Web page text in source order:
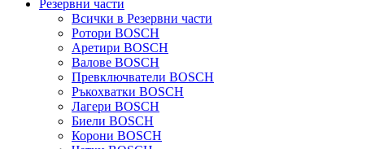
Резервни части
Всички в Резервни части
Ротори BOSCH
Аретири BOSCH
Валове BOSCH
Превключватели BOSCH
Ръкохватки BOSCH
Лагери BOSCH
Биели BOSCH
Корони BOSCH